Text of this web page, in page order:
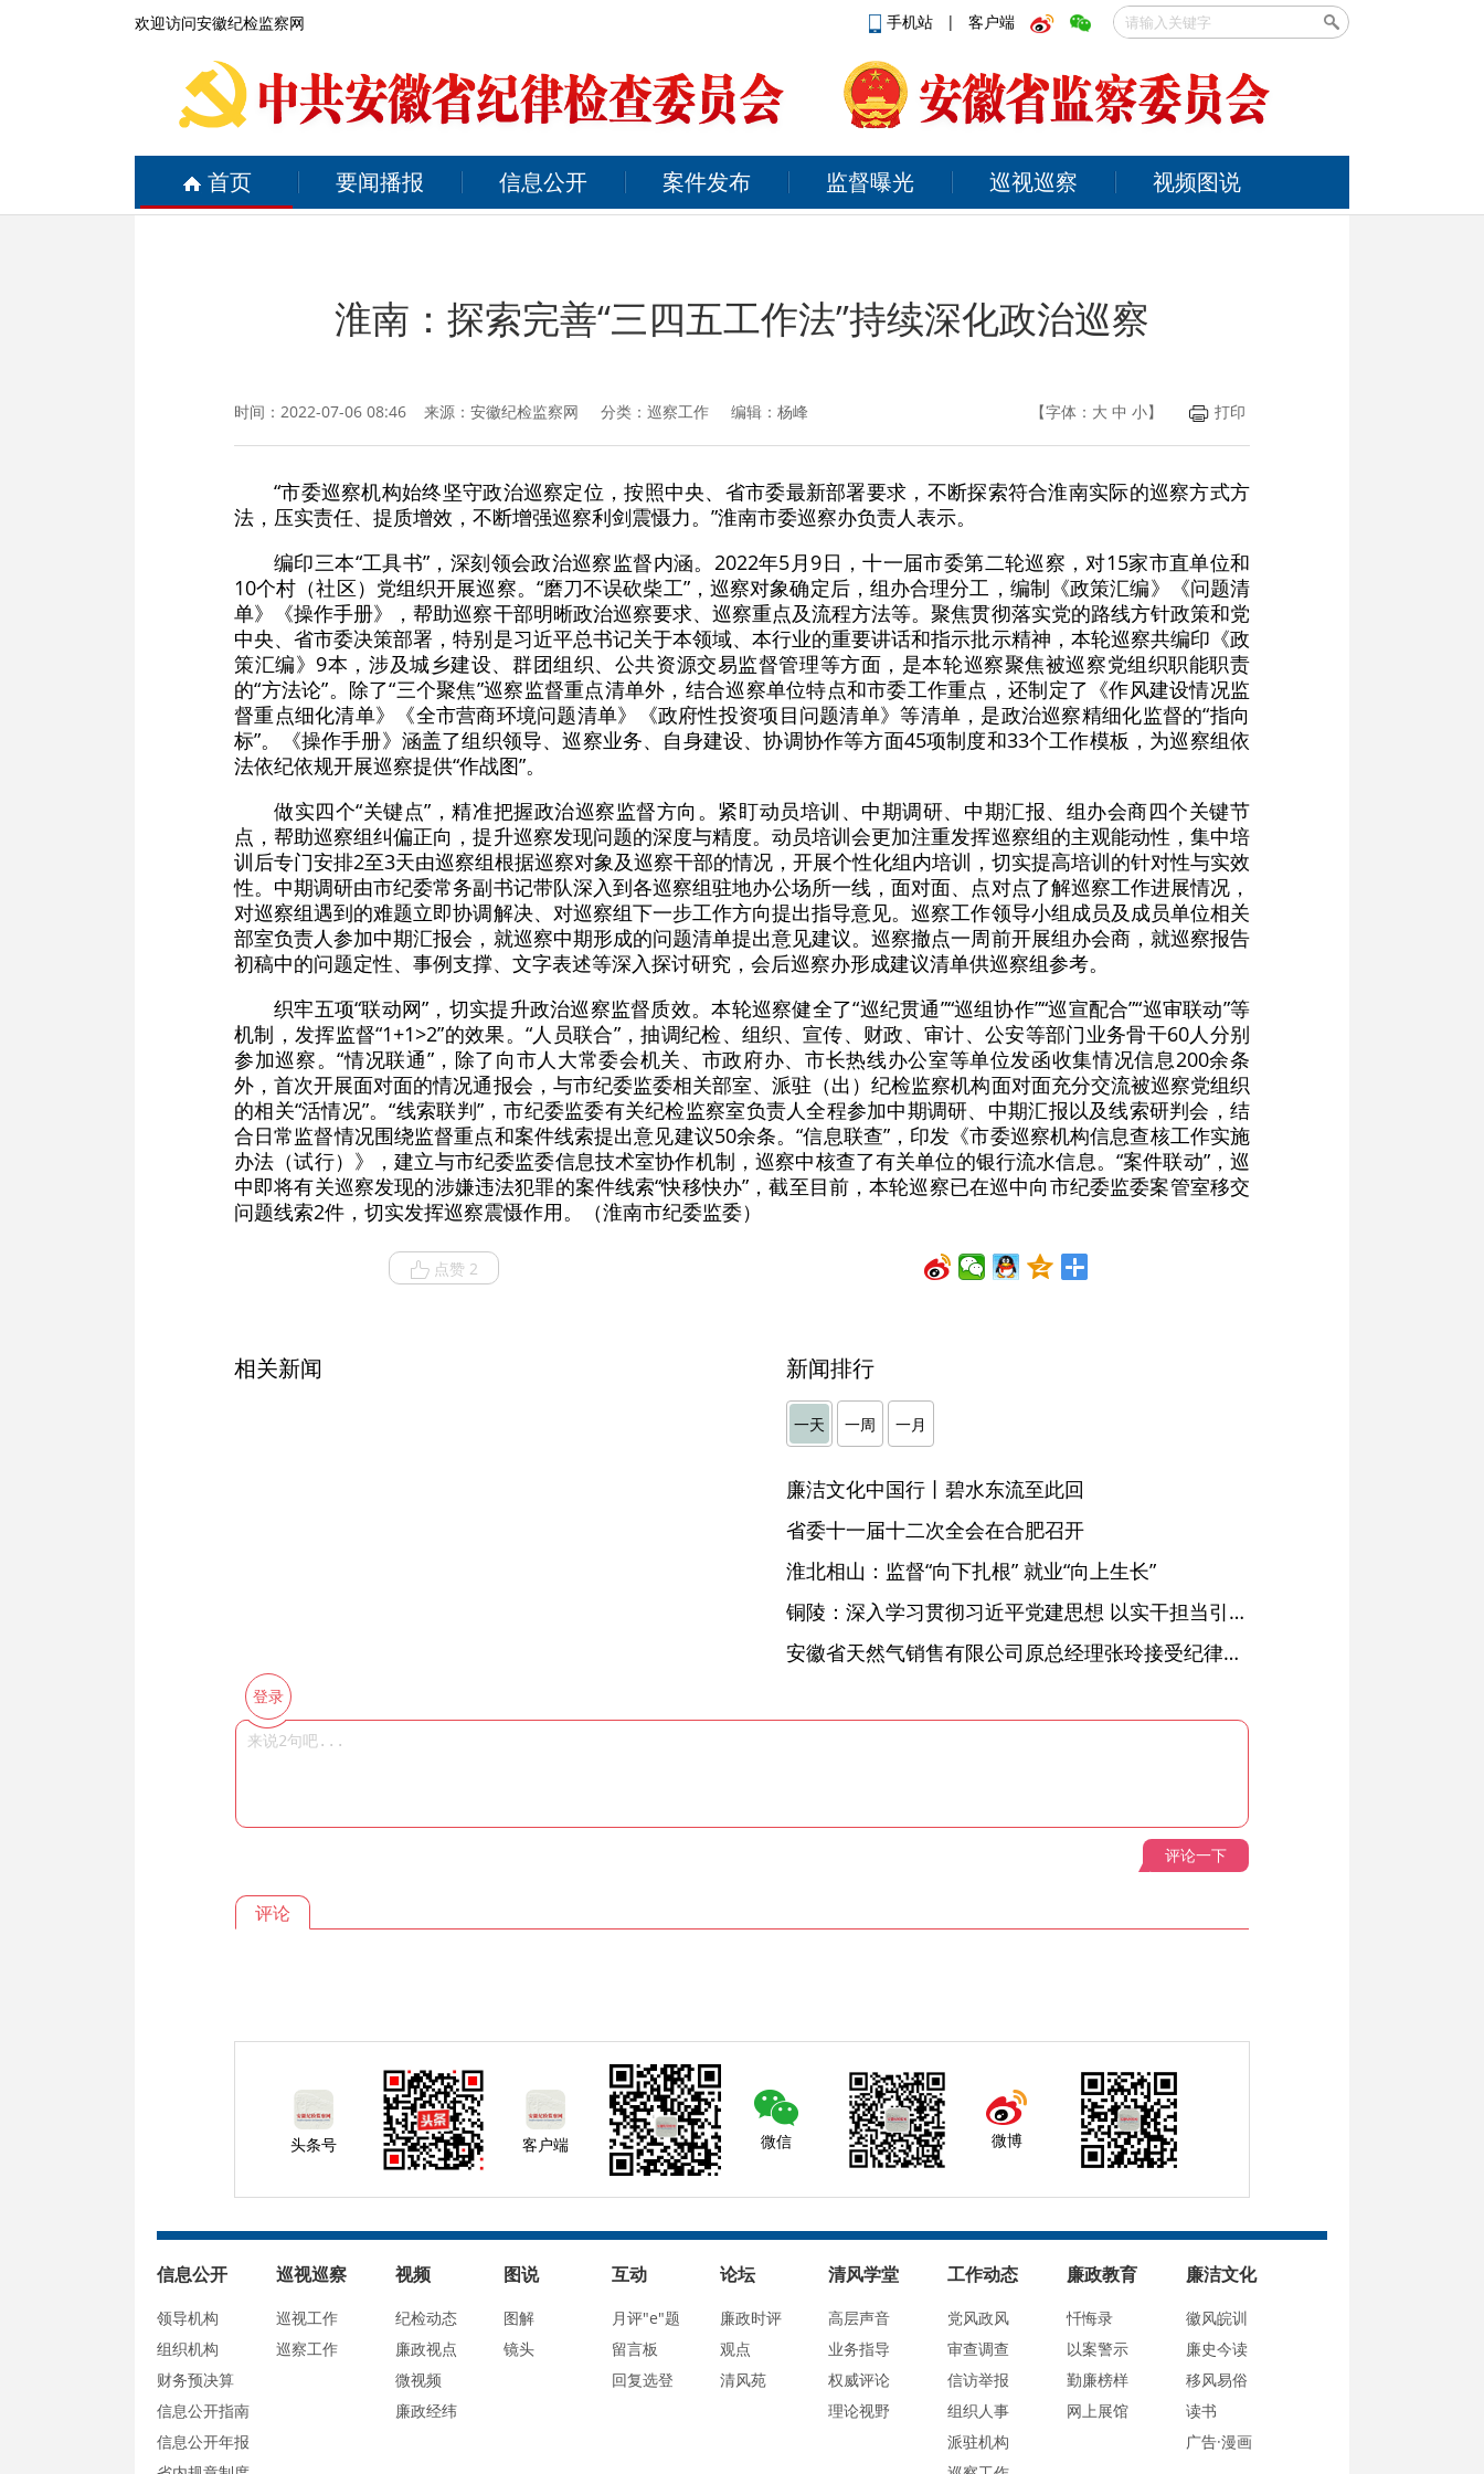
欢迎访问安徽纪检监察网 手机站 | 客户端
首页 要闻播报 信息公开 案件发布 监督曝光 巡视巡察 视频图说
淮南：探索完善“三四五工作法”持续深化政治巡察
时间：2022-07-06 08:46 来源： 安徽纪检监察网 分类：巡察工作 编辑：杨峰 【字体： 大 中 小】 打印
“市委巡察机构始终坚守政治巡察定位，按照中央、省市委最新部署要求，不断探索符合淮南实际的巡察方式方
法，压实责任、提质增效，不断增强巡察利剑震慑力。”淮南市委巡察办负责人表示。
编印三本“工具书”，深刻领会政治巡察监督内涵。2022年5月9日，十一届市委第二轮巡察，对15家市直单位和
10个村（社区）党组织开展巡察。“磨刀不误砍柴工”，巡察对象确定后，组办合理分工，编制《政策汇编》《问题清
单》《操作手册》，帮助巡察干部明晰政治巡察要求、巡察重点及流程方法等。聚焦贯彻落实党的路线方针政策和党
中央、省市委决策部署，特别是习近平总书记关于本领域、本行业的重要讲话和指示批示精神，本轮巡察共编印《政
策汇编》9本，涉及城乡建设、群团组织、公共资源交易监督管理等方面，是本轮巡察聚焦被巡察党组织职能职责
的“方法论”。除了“三个聚焦”巡察监督重点清单外，结合巡察单位特点和市委工作重点，还制定了《作风建设情况监
督重点细化清单》《全市营商环境问题清单》《政府性投资项目问题清单》等清单，是政治巡察精细化监督的“指向
标”。《操作手册》涵盖了组织领导、巡察业务、自身建设、协调协作等方面45项制度和33个工作模板，为巡察组依
法依纪依规开展巡察提供“作战图”。
做实四个“关键点”，精准把握政治巡察监督方向。紧盯动员培训、中期调研、中期汇报、组办会商四个关键节
点，帮助巡察组纠偏正向，提升巡察发现问题的深度与精度。动员培训会更加注重发挥巡察组的主观能动性，集中培
训后专门安排2至3天由巡察组根据巡察对象及巡察干部的情况，开展个性化组内培训，切实提高培训的针对性与实效
性。中期调研由市纪委常务副书记带队深入到各巡察组驻地办公场所一线，面对面、点对点了解巡察工作进展情况，
对巡察组遇到的难题立即协调解决、对巡察组下一步工作方向提出指导意见。巡察工作领导小组成员及成员单位相关
部室负责人参加中期汇报会，就巡察中期形成的问题清单提出意见建议。巡察撤点一周前开展组办会商，就巡察报告
初稿中的问题定性、事例支撑、文字表述等深入探讨研究，会后巡察办形成建议清单供巡察组参考。
织牢五项“联动网”，切实提升政治巡察监督质效。本轮巡察健全了“巡纪贯通”“巡组协作”“巡宣配合”“巡审联动”等
机制，发挥监督“1+1>2”的效果。“人员联合”，抽调纪检、组织、宣传、财政、审计、公安等部门业务骨干60人分别
参加巡察。“情况联通”，除了向市人大常委会机关、市政府办、市长热线办公室等单位发函收集情况信息200余条
外，首次开展面对面的情况通报会，与市纪委监委相关部室、派驻（出）纪检监察机构面对面充分交流被巡察党组织
的相关“活情况”。“线索联判”，市纪委监委有关纪检监察室负责人全程参加中期调研、中期汇报以及线索研判会，结
合日常监督情况围绕监督重点和案件线索提出意见建议50余条。“信息联查”，印发《市委巡察机构信息查核工作实施
办法（试行）》，建立与市纪委监委信息技术室协作机制，巡察中核查了有关单位的银行流水信息。“案件联动”，巡
中即将有关巡察发现的涉嫌违法犯罪的案件线索“快移快办”，截至目前，本轮巡察已在巡中向市纪委监委案管室移交
问题线索2件，切实发挥巡察震慑作用。（淮南市纪委监委）
点赞 2
相关新闻 新闻排行
一天 一周 一月
廉洁文化中国行丨碧水东流至此回
省委十一届十二次全会在合肥召开
淮北相山：监督“向下扎根” 就业“向上生长”
铜陵：深入学习贯彻习近平党建思想 以实干担当引领纪检监察工作高质量发展
安徽省天然气销售有限公司原总经理张玲接受纪律审查和监察调查
登录
评论一下
评论
头条号 客户端 微信 微博
信息公开
领导机构
组织机构
财务预决算
信息公开指南
信息公开年报
巡视巡察
巡视工作
巡察工作
视频
纪检动态
廉政视点
微视频
廉政经纬
图说
图解
镜头
互动
月评"e"题
留言板
回复选登
论坛
廉政时评
观点
清风苑
清风学堂
高层声音
业务指导
权威评论
理论视野
工作动态
党风政风
审查调查
信访举报
组织人事
派驻机构
廉政教育
忏悔录
以案警示
勤廉榜样
网上展馆
廉洁文化
徽风皖训
廉史今读
移风易俗
读书
广告·漫画